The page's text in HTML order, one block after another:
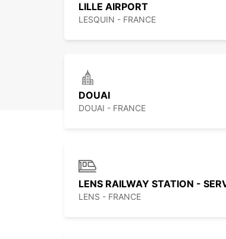
LILLE AIRPORT
LESQUIN - FRANCE
DOUAI
DOUAI - FRANCE
LENS - FRANCE